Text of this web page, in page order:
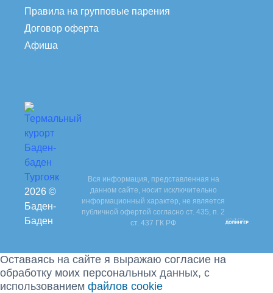
Правила на групповые парения
Договор оферта
Афиша
2026 ©
Баден-
Баден
Вся информация, представленная на
данном сайте, носит исключительно
информационный характер, не является
публичной офертой согласно ст. 435, п. 2
ст. 437 ГК РФ
Оставаясь на сайте я выражаю согласие на
обработку моих персональных данных, с
использованием файлов cookie